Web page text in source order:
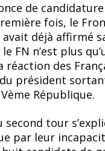
de
fois, le
avait déjà affirmé
FN n’est plus
réaction des
président
République.
second tour
par leur